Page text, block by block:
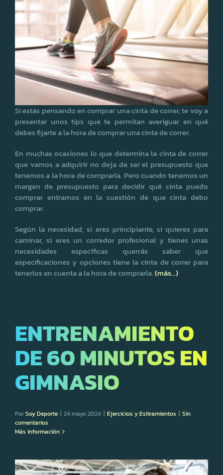
Si estás pensando en comprar una cinta de correr, te voy a
presentar unos tips que te permitan averiguar en qué
debes fijarte a la hora de comprar una cinta de correr.
En muchas ocasiones lo que determina la cinta de correr
que vamos a adquirir no deja de ser el presupuesto que
tenemos a la hora de comprarla. Pero cuando tenemos un
margen de presupuesto para decidir qué cinta puedo
comprar entramos en la cuestión de que cinta debo
comprar.
Según la necesidad, si eres principiante, si quieres para
caminar, si eres un corredor profesional y tienes unas
necesidades específicas querrás saber que
especificaciones y opciones tiene la cinta de correr para
tenerlos en cuenta a la hora de comprarla.(más…)
ENTRENAMIENTO
DE 60 MINUTOS EN
GIMNASIO
PorSoy Deporte | 24 mayo 2024 | Ejercicios y Estiramientos | Sin
comentarios
Más información